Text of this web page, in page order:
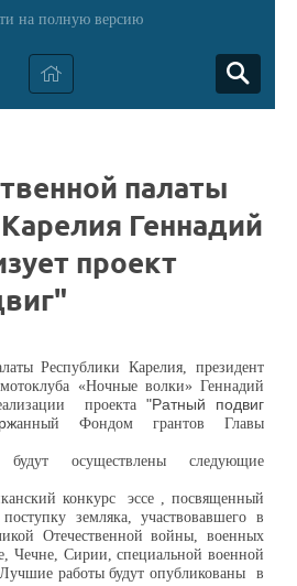
на полную версию
палаты
Геннадий
проект
Республики Карелия, президент
мотоклуба «Ночные волки» Геннадий
проекта "Ратный подвиг
анный Фондом грантов
Главы
будут осуществлены следующие
конкурс
эссе , посвященный
поступку земляка, участвовавшего в
Отечественной войны, военных
Чечне, Сирии,специальной военной
работы будут опубликованы
в